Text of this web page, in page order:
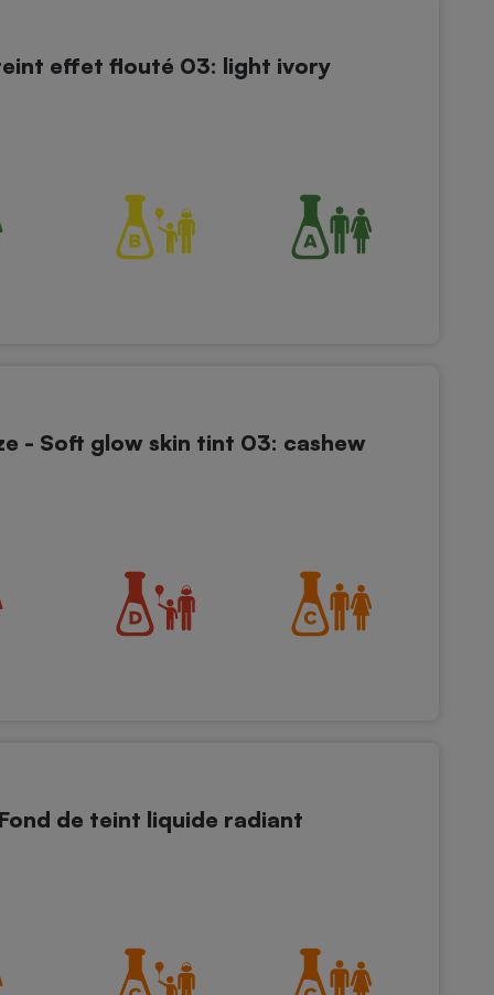
effet flouté 03: light ivory
- Soft glow skin tint 03: cashew
de teint liquide radiant